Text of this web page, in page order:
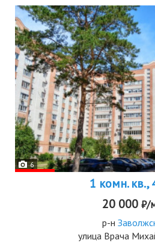
6
1 комн. кв.,
20 000 ₽/
р-н
улица Врача